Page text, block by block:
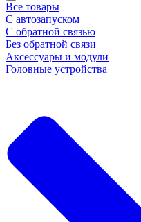
Все товары
С автозапуском
С обратной связью
Без обратной связи
Аксессуары и модули
Головные устройства